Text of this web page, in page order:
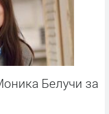
Белучи за